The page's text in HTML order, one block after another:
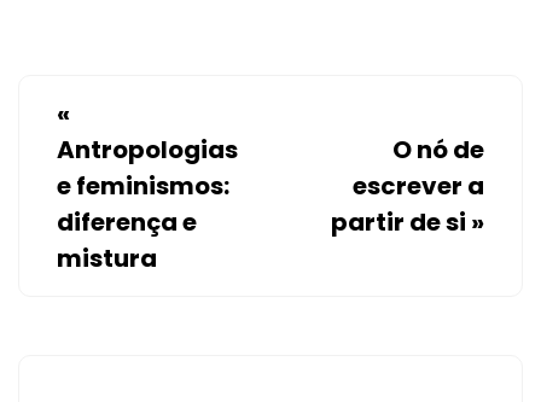
«
Antropologias
e feminismos:
diferença e
mistura
O nó de
escrever a
partir de si »